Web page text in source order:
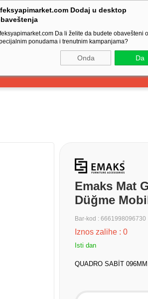
Dodaj u desktop
Da li želite da budete obavešteni o
ponudama i trenutnim kampanjama?
Onda Da
Emaks Mat
Düğme
Bar-kod : 6661998096730
Iznos zalihe : 0
Isti dan
QUADRO SABİT